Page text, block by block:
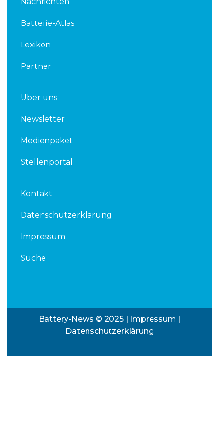
Batterie-Atlas
Lexikon
Partner
Über uns
Newsletter
Medienpaket
Stellenportal
Kontakt
Datenschutzerklärung
Impressum
Suche
Battery-News © 2025 | Impressum
Datenschutzerklärung